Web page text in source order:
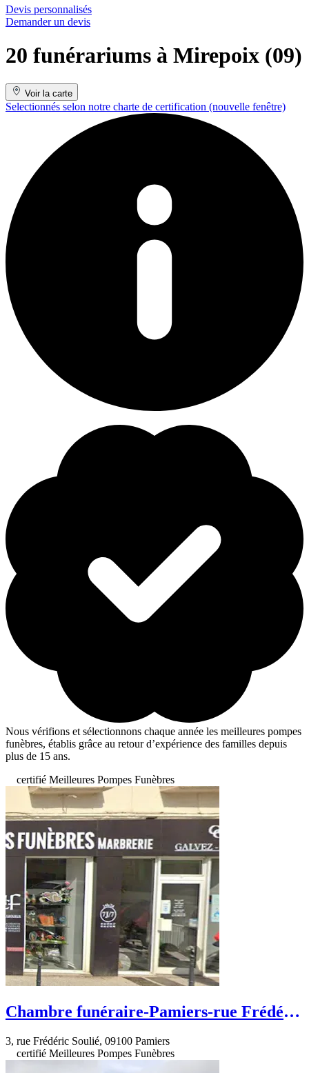
Devis personnalisés
Demander un devis
20 funérariums à Mirepoix (09)
Voir la carte
Selectionnés selon notre charte de certification (nouvelle fenêtre)
Nous vérifions et sélectionnons chaque année les meilleures pompes
funèbres, établis grâce au retour d’expérience des familles depuis
plus de 15 ans.
certifié Meilleures Pompes Funèbres
Chambre funéraire-Pamiers-rue Frédéric
3, rue Frédéric Soulié, 09100 Pamiers
certifié Meilleures Pompes Funèbres